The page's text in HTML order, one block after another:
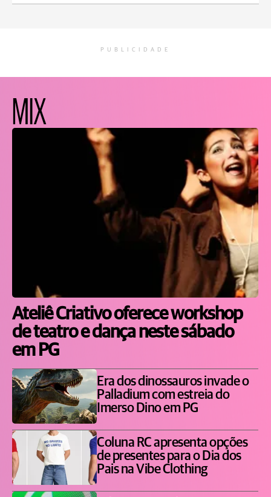
PUBLICIDADE
MIX
Ateliê Criativo oferece workshop
de teatro e dança neste sábado
em PG
Era dos dinossauros invade o
Palladium com estreia do
Imerso Dino em PG
Coluna RC apresenta opções
de presentes para o Dia dos
Pais na Vibe Clothing